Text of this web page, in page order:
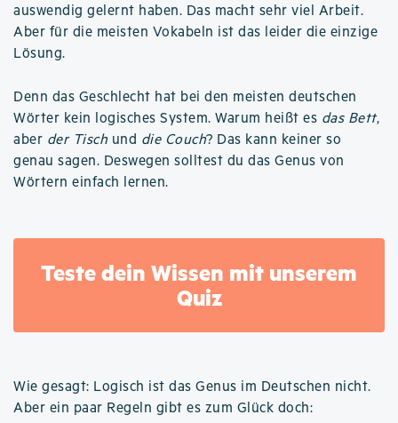
auswendig gelernt haben. Das macht sehr viel Arbeit.
Aber für die meisten Vokabeln ist das leider die einzige
Lösung.
Denn das Geschlecht hat bei den meisten deutschen
Wörter kein logisches System. Warum heißt es das Bett,
aber der Tisch und die Couch? Das kann keiner so
genau sagen. Deswegen solltest du das Genus von
Wörtern einfach lernen.
Teste dein Wissen mit unserem
Quiz
Wie gesagt: Logisch ist das Genus im Deutschen nicht.
Aber ein paar Regeln gibt es zum Glück doch: